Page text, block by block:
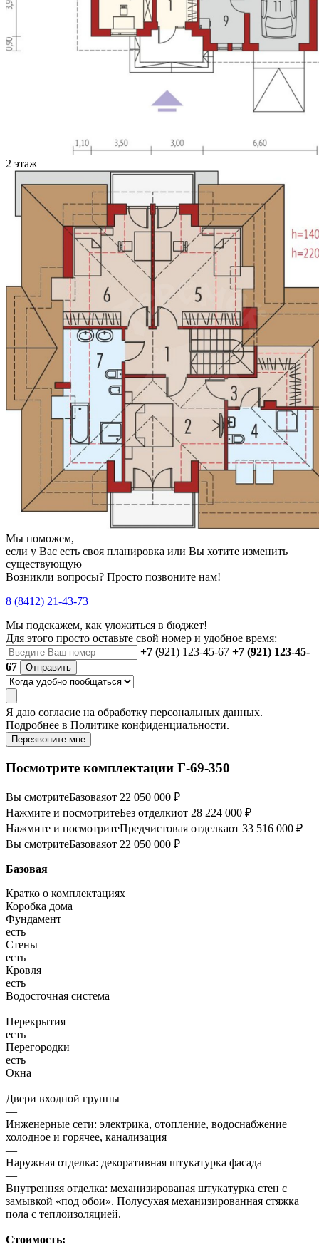
2 этаж
Мы поможем,
если у Вас есть своя планировка или Вы хотите изменить
существующую
Возникли вопросы? Просто позвоните нам!
8 (8412) 21-43-73
Мы подскажем, как уложиться в бюджет!
Для этого просто оставьте свой номер и удобное время:
+7 (921) 123-45-67 +7 (921) 123-45-
67
Отправить
Я даю согласие на обработку персональных данных.
Подробнее в Политике конфиденциальности.
Перезвоните мне
Посмотрите комплектации Г-69-350
Вы смотритеБазоваяот 22 050 000 ₽
Нажмите и посмотритеБез отделкиот 28 224 000 ₽
Нажмите и посмотритеПредчистовая отделкаот 33 516 000 ₽
Вы смотритеБазоваяот 22 050 000 ₽
Базовая
Кратко о комплектациях
Коробка дома
Фундамент
есть
Стены
есть
Кровля
есть
Водосточная система
—
Перекрытия
есть
Перегородки
есть
Окна
—
Двери входной группы
—
Инженерные сети: электрика, отопление, водоснабжение
холодное и горячее, канализация
—
Наружная отделка: декоративная штукатурка фасада
—
Внутренняя отделка: механизированая штукатурка стен с
замывкой «под обои». Полусухая механизированная стяжка
пола с теплоизоляцией.
—
Стоимость: